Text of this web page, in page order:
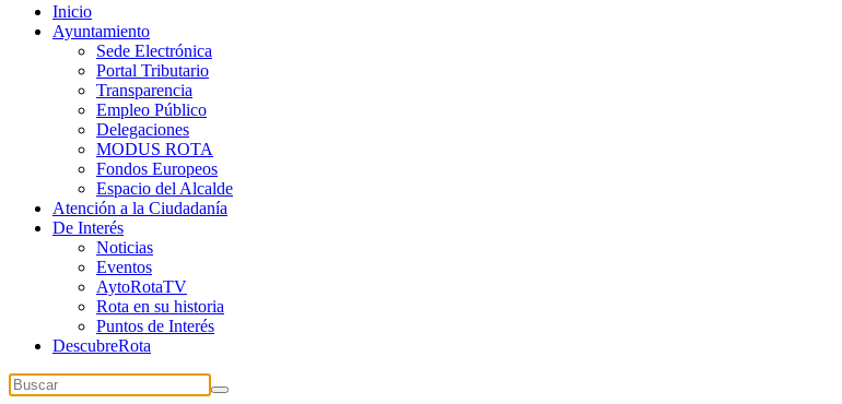
Inicio
Ayuntamiento
Sede Electrónica
Portal Tributario
Transparencia
Empleo Público
Delegaciones
MODUS ROTA
Fondos Europeos
Espacio del Alcalde
Atención a la Ciudadanía
De Interés
Noticias
Eventos
AytoRotaTV
Rota en su historia
Puntos de Interés
DescubreRota